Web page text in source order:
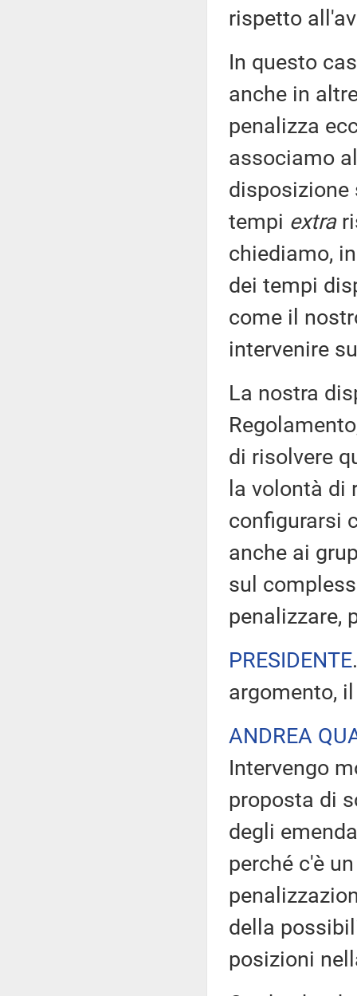
rispetto
In questo
anche in
penalizza
associamo
disposizione
tempi extra
chiediamo,
dei tempi
come il
intervenire
La nostra
di risolvere
la volontà di
configurarsi
anche ai
sul
penalizzare,
PRESIDENTE
argomento,
ANDREA
Intervengo
proposta di
degli
perché c'è
della
posizioni